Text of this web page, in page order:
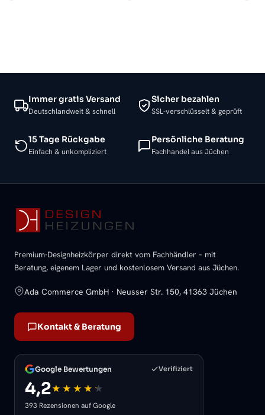
Immer gratis Versand
Deutschlandweit & schnell
Sicher bezahlen
SSL-verschlüsselt & geprüft
15 Tage Rückgabe
Einfach & unkompliziert
Persönliche Beratung
Fachhandel aus Jüchen
Premium-Designheizkörper direkt vom Fachhändler – mit
Beratung, eigenem Lager und kostenlosem Versand aus Jüchen.
Ada Commerce GmbH · Neusser Str. 150, 41363 Jüchen
Kontakt & Beratung
Google Bewertungen Verifiziert
4,2
393 Rezensionen auf Google